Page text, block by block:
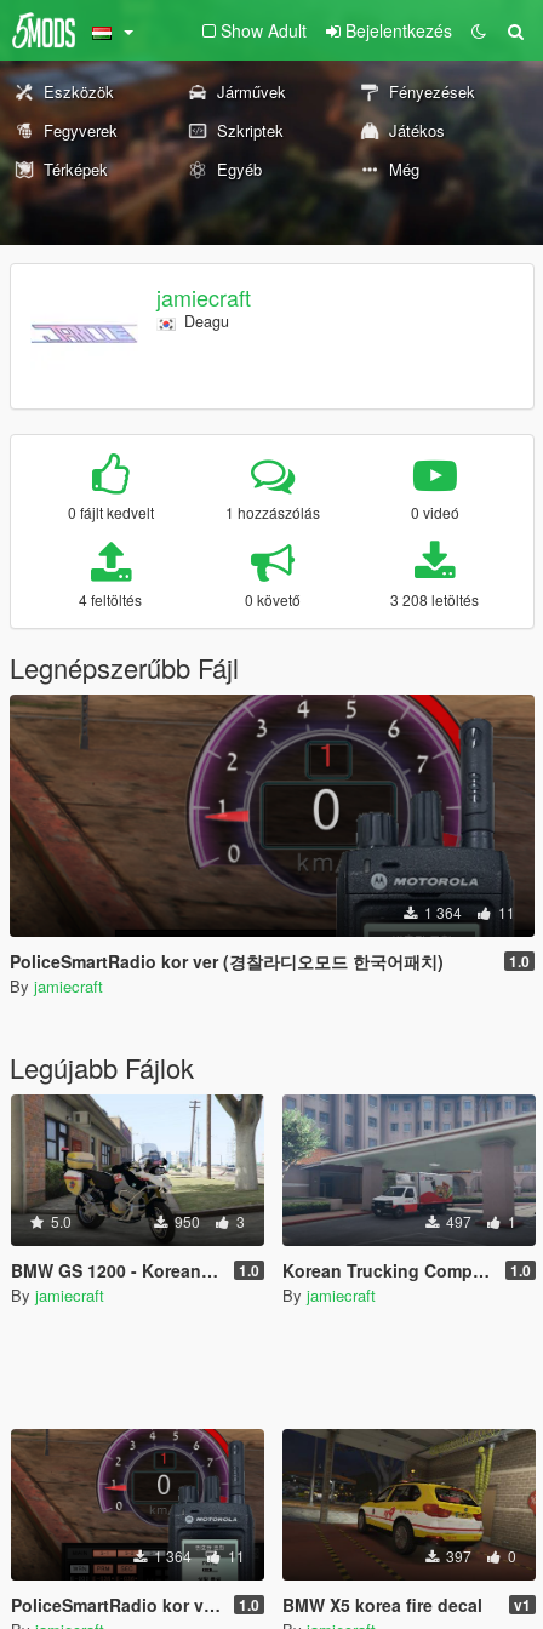
Show Adult Bejelentkezés
Eszközök Járművek
Fényezések
Fegyverek
Szkriptek
Játékos
Térképek
Egyéb Még
jamiecraft
Deagu
0 fájlt kedvelt 1 hozzászólás 0 videó
4 feltöltés 0 követő 3 208 letöltés
Legnépszerűbb Fájl
1 364 11
PoliceSmartRadio kor ver (경찰라디오모드 한국어패치) 1.0
By jamiecraft
Legújabb Fájlok
5.0 950 3
BMW GS 1200 - Korean EMS Paintjob 1.0
By jamiecraft
497 1
Korean Trucking Company Skin 1.0
By jamiecraft
1 364 11
PoliceSmartRadio kor ver (경찰라디오모드 한국어패치) 1.0
397 0
BMW X5 korea fire decal v1